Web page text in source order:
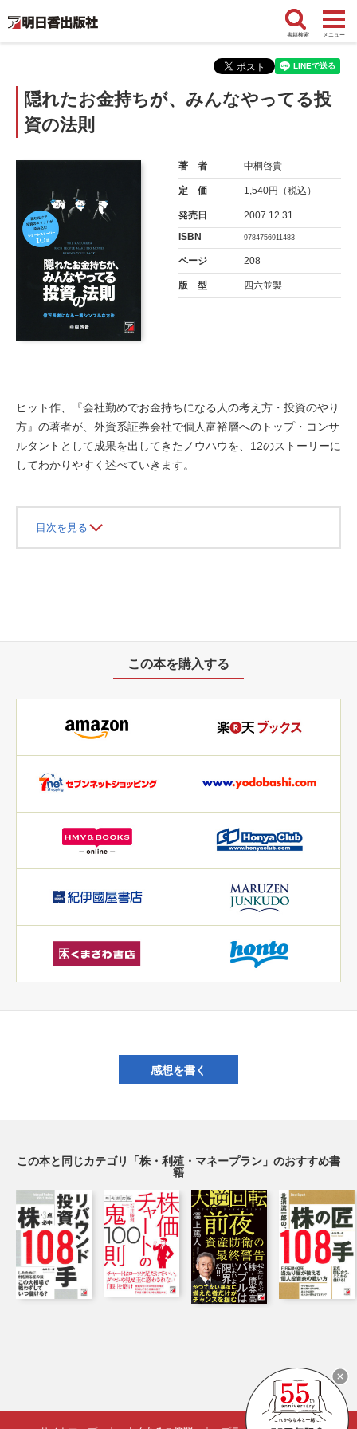
書籍検索 メニュー
隠れたお金持ちが、みんなやってる投
資の法則
著 者 中桐啓貴
定 価 1,540円（税込）
発売日
2007.12.31
ISBN
9784756911483
ページ 208
版 型 四六並製
ヒット作、『会社勤めでお金持ちになる人の考え方・投資のやり
方』の著者が、外資系証券会社で個人富裕層へのトップ・コンサ
ルタントとして成果を出してきたノウハウを、12のストーリーに
してわかりやすく述べていきます。
目次を見る
この本を購入する
感想を書く
この本と同じカテゴリ「株・利殖・マネープラン」のおすすめ書
籍